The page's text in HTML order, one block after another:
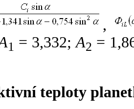
,
1 = 3,332;A2 =
teploty